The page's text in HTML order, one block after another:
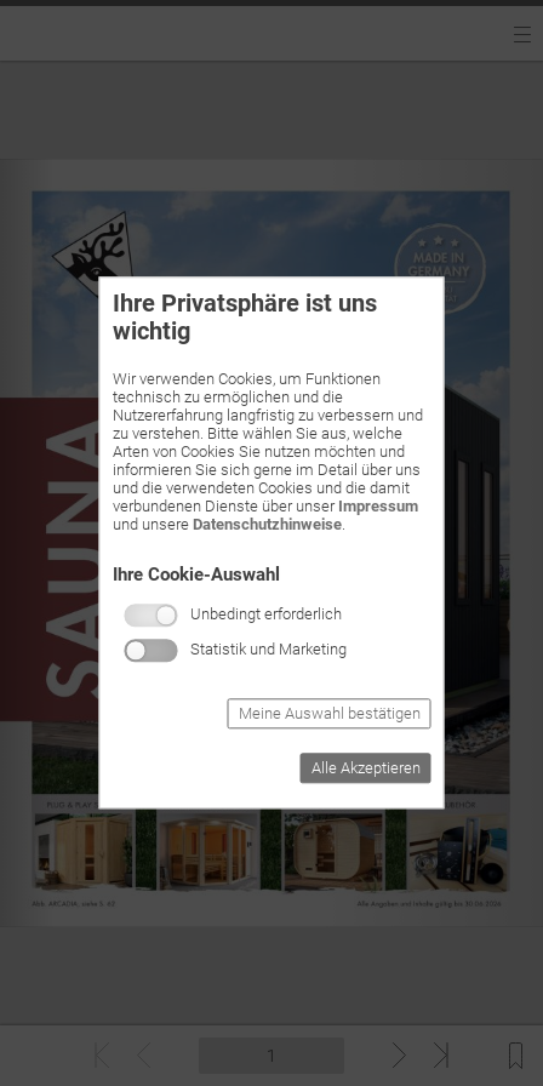
Ihre Privatsphäre ist uns
wichtig
Wir verwenden Cookies, um Funktionen
technisch zu ermöglichen und die
Nutzererfahrung langfristig zu verbessern und
zu verstehen. Bitte wählen Sie aus, welche
Arten von Cookies Sie nutzen möchten und
informieren Sie sich gerne im Detail über uns
und die verwendeten Cookies und die damit
verbundenen Dienste über unser Impressum
und unsere Datenschutzhinweise.
Ihre Cookie-Auswahl
Unbedingt erforderlich
Statistik und Marketing
Meine Auswahl bestätigen
Alle Akzeptieren